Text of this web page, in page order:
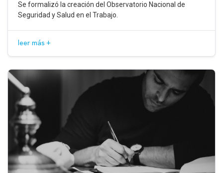
Se formalizó la creación del Observatorio Nacional de
Seguridad y Salud en el Trabajo.
leer más +